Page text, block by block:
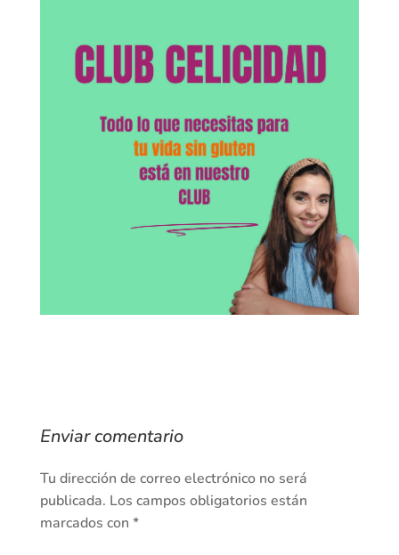
Enviar comentario
Tu dirección de correo electrónico no será
publicada. Los campos obligatorios están
marcados con *